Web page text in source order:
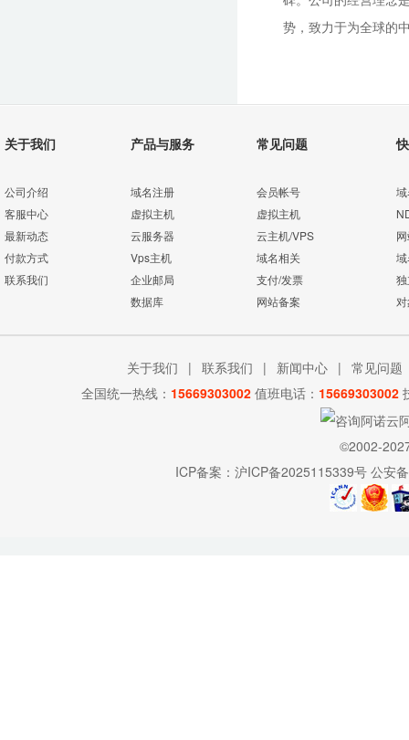
势，致力于为全球的
关于我们
公司介绍
客服中心
最新动态
付款方式
联系我们
产品与服务
域名注册
虚拟主机
云服务器
Vps主机
企业邮局
数据库
常见问题
会员帐号
虚拟主机
云主机/VPS
域名相关
支付/发票
网站备案
关于我们 | 联系我们 | 新闻中心 | 常见问题
全国统一热线： 15669303002 值班电话： 15669303002
©2002-
ICP备案： 沪ICP备2025115339号 公安